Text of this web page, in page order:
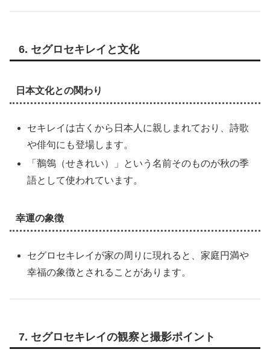
6. セグロセキレイと文化
日本文化との関わり
セキレイは古くから日本人に親しまれており、詩歌
や俳句にも登場します。
「鶺鴒（せきれい）」という名前そのものが秋の季
語として使われています。
幸運の象徴
セグロセキレイが家の周りに現れると、家庭円満や
幸福の象徴とされることがあります。
7. セグロセキレイの観察と撮影ポイント